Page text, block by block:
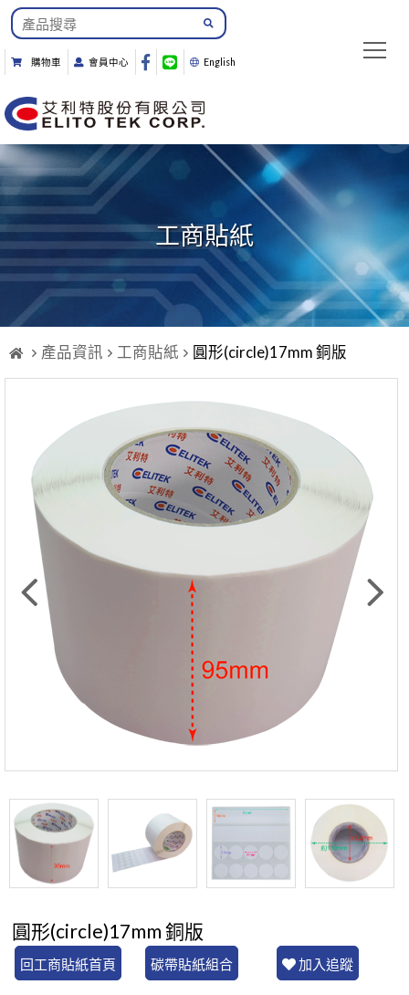
購物車 會員中心 English
工商貼紙
產品資訊 工商貼紙 圓形(circle)17mm 銅版
圓形(circle)17mm 銅版
回工商貼紙首頁 碳帶貼紙組合 加入追蹤